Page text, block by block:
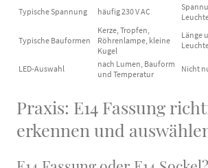
Typische Spannung
häufig 230 V AC
Typische Bauformen
Kerze, Tropfen,
Röhrenlampe, kleine
Kugel
Länge
LED-Auswahl
nach Lumen, Bauform
und Temperatur
Nicht
Praxis: E14 Fassung
erkennen und